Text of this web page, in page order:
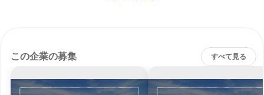
この企業の募集 すべて見る